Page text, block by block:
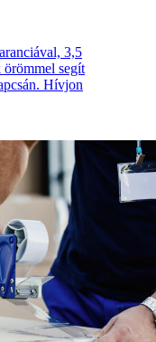
3,5
örömmel segít
Hívjon